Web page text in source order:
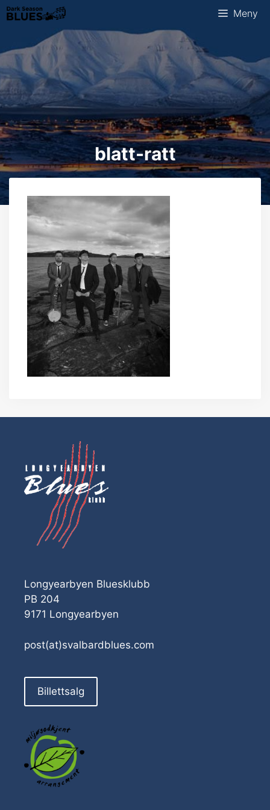
Hopp
til
Meny
blatt-ratt
Longyearbyen Bluesklubb
PB 204
9171 Longyearbyen
post(at)svalbardblues.com
Billettsalg